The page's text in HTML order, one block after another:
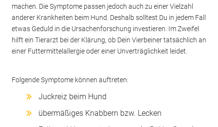
machen. Die Symptome passen jedoch auch zu einer Vielzahl
anderer Krankheiten beim Hund. Deshalb solltest Du in jedem Fall
etwas Geduld in die Ursachenforschung investieren. Im Zweifel
hilft ein Tierarzt bei der Klärung, ob Dein Vierbeiner tatsächlich an
einer Futtermittelallergie oder einer Unverträglichkeit leidet.
Folgende Symptome können auftreten:
Juckreiz beim Hund
übermäßiges Knabbern bzw. Lecken